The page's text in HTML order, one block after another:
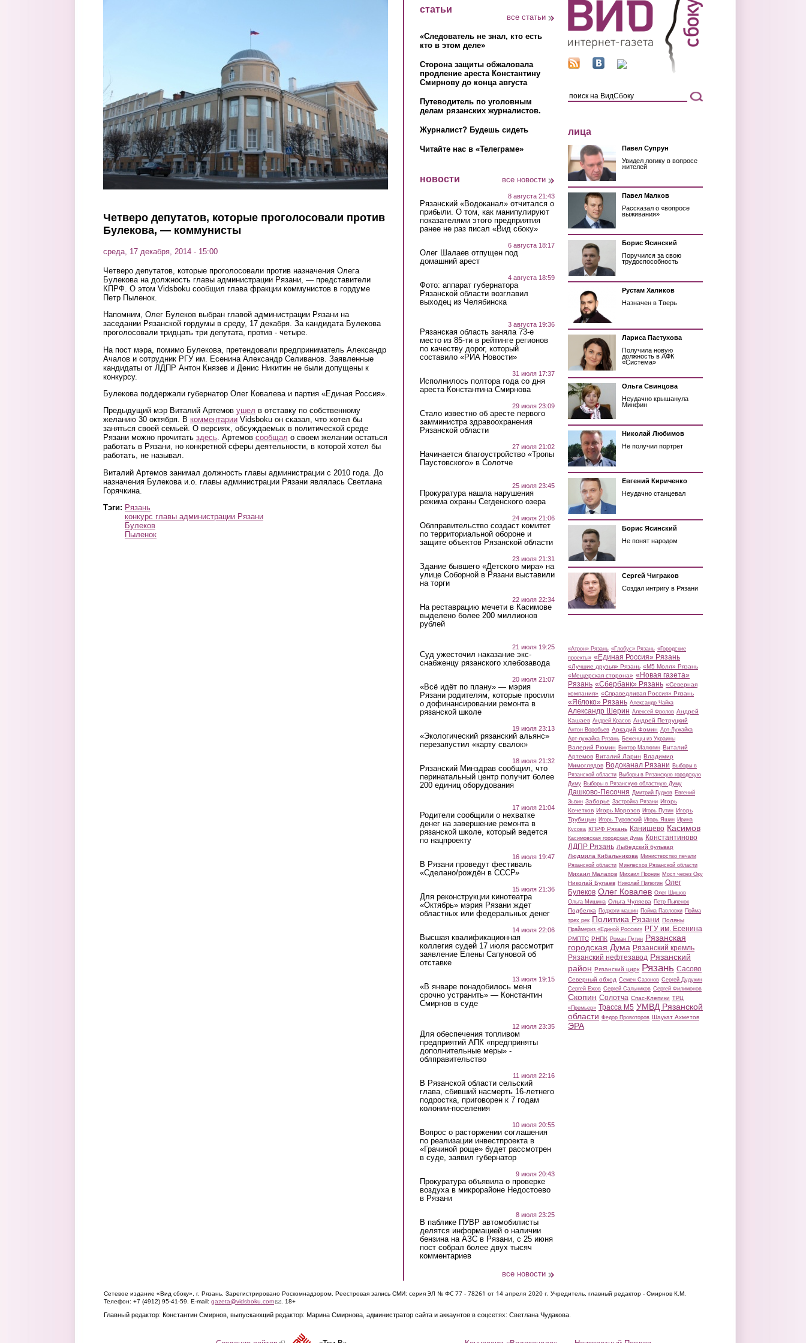
Четверо депутатов, которые проголосовали против
Булекова, — коммунисты
среда, 17 декабря, 2014 - 15:00
Четверо депутатов, которые проголосовали против назначения Олега
Булекова на должность главы администрации Рязани, — представители
КПРФ. О этом Vidsboku сообщил глава фракции коммунистов в гордуме
Петр Пыленок.
Напомним, Олег Булеков выбран главой администрации Рязани на
заседании Рязанской гордумы в среду, 17 декабря. За кандидата Булекова
проголосовали тридцать три депутата, против - четыре.
На пост мэра, помимо Булекова, претендовали предприниматель Александр
Ачалов и сотрудник РГУ им. Есенина Александр Селиванов. Заявленные
кандидаты от ЛДПР Антон Князев и Денис Никитин не были допущены к
конкурсу.
Булекова поддержали губернатор Олег Ковалева и партия «Единая Россия».
Предыдущий мэр Виталий Артемов ушел в отставку по собственному
желанию 30 октября. В комментарии Vidsboku он сказал, что хотел бы
заняться своей семьей. О версиях, обсуждаемых в политической среде
Рязани можно прочитать здесь. Артемов сообщал о своем желании остаться
работать в Рязани, но конкретной сферы деятельности, в которой хотел бы
работать, не называл.
Виталий Артемов занимал должность главы администрации с 2010 года. До
назначения Булекова и.о. главы администрации Рязани являлась Светлана
Горячкина.
Тэги: Рязань
конкурс главы администрации Рязани
Булеков
Пыленок
статьи
все статьи
«Следователь не знал, кто есть
кто в этом деле»
Сторона защиты обжаловала
продление ареста Константину
Смирнову до конца августа
Путеводитель по уголовным
делам рязанских журналистов.
Журналист? Будешь сидеть
Читайте нас в «Телеграме»
новости все новости
8 августа 21:43
Рязанский «Водоканал» отчитался о
прибыли. О том, как манипулируют
показателями этого предприятия
ранее не раз писал «Вид сбоку»
6 августа 18:17
Олег Шалаев отпущен под
домашний арест
4 августа 18:59
Фото: аппарат губернатора
Рязанской области возглавил
выходец из Челябинска
3 августа 19:36
Рязанская область заняла 73-е
место из 85-ти в рейтинге регионов
по качеству дорог, который
составило «РИА Новости»
31 июля 17:37
Исполнилось полтора года со дня
ареста Константина Смирнова
29 июля 23:09
Стало известно об аресте первого
замминистра здравоохранения
Рязанской области
27 июля 21:02
Начинается благоустройство «Тропы
Паустовского» в Солотче
25 июля 23:45
Прокуратура нашла нарушения
режима охраны Сегденского озера
24 июля 21:06
Облправительство создаст комитет
по территориальной обороне и
защите объектов Рязанской области
23 июля 21:31
Здание бывшего «Детского мира» на
улице Соборной в Рязани выставили
на торги
22 июля 22:34
На реставрацию мечети в Касимове
выделено более 200 миллионов
рублей
21 июля 19:25
Суд ужесточил наказание экс-
снабженцу рязанского хлебозавода
20 июля 21:07
«Всё идёт по плану» — мэрия
Рязани родителям, которые просили
о дофинансировании ремонта в
рязанской школе
19 июля 23:13
«Экологический рязанский альянс»
перезапустил «карту свалок»
18 июля 21:32
Рязанский Минздрав сообщил, что
перинатальный центр получит более
200 единиц оборудования
17 июля 21:04
Родители сообщили о нехватке
денег на завершение ремонта в
рязанской школе, который ведется
по нацпроекту
16 июля 19:47
В Рязани проведут фестиваль
«Сделано/рождён в СССР»
15 июля 21:36
Для реконструкции кинотеатра
«Октябрь» мэрия Рязани ждет
областных или федеральных денег
14 июля 22:06
Высшая квалификационная
коллегия судей 17 июля рассмотрит
заявление Елены Сапуновой об
отставке
13 июля 19:15
«В январе понадобилось меня
срочно устранить» — Константин
Смирнов в суде
12 июля 23:35
Для обеспечения топливом
предприятий АПК «предприняты
дополнительные меры» -
облправительство
11 июля 22:16
В Рязанской области сельский
глава, сбивший насмерть 16-летнего
подростка, приговорен к 7 годам
колонии-поселения
10 июля 20:55
Вопрос о расторжении соглашения
по реализации инвестпроекта в
«Грачиной роще» будет рассмотрен
в суде, заявил губернатор
9 июля 20:43
Прокуратура объявила о проверке
воздуха в микрорайоне Недостоево
в Рязани
8 июля 23:25
В паблике ПУВР автомобилисты
делятся информацией о наличии
бензина на АЗС в Рязани, с 25 июня
пост собрал более двух тысяч
комментариев
все новости
лица
Павел Супрун
Увидел логику в вопросе
жителей
Павел Малков
Рассказал о «вопросе
выживания»
Борис Ясинский
Поручился за свою
трудоспособность
Рустам Халиков
Назначен в Тверь
Лариса Пастухова
Получила новую
должность в АФК
«Система»
Ольга Свинцова
Неудачно крышанула
Минфин
Николай Любимов
Не получил портрет
Евгений Кириченко
Неудачно станцевал
Борис Ясинский
Не понят народом
Сергей Чиграков
Создал интригу в Рязани
«Атрон» Рязань «Глобус» Рязань «Городские
проекты» «Единая Россия» Рязань
«Лучшие друзья» Рязань «М5 Молл» Рязань
«Мещерская сторона» «Новая газета»
Рязань «Сбербанк» Рязань «Северная
компания» «Справедливая Россия» Рязань
«Яблоко» Рязань Александр Чайка
Александр Шерин Алексей Фролов Андрей
Кашаев Андрей Красов Андрей Петруцкий
Антон Воробьев Аркадий Фомин Арт-Лужайка
Арт-лужайка Рязань Беженцы из Украины
Валерий Рюмин Виктор Малюгин Виталий
Артемов Виталий Ларин Владимир
Мимоглядов Водоканал Рязани Выборы в
Рязанской области Выборы в Рязанскую городскую
Думу Выборы в Рязанскую областную Думу
Дашково-Песочня Дмитрий Гудков Евгений
Зызин Заборье Застройка Рязани Игорь
Кочетков Игорь Морозов Игорь Путин Игорь
Трубицын Игорь Туровский Игорь Яшин Ирина
Кусова КПРФ Рязань Канищево Касимов
Касимовская городская Дума Константиново
ЛДПР Рязань Лыбедский бульвар
Людмила Кибальникова Министерство печати
Рязанской области Минлесхоз Рязанской области
Михаил Малахов Михаил Пронин Мост через Оку
Николай Булаев Николай Пилюгин Олег
Булеков Олег Ковалев Олег Шишов
Ольга Мишина Ольга Чуляева Петр Пыленок
Подбелка Поджоги машин Пойма Павловки Пойма
трех рек Политика Рязани Поляны
Праймериз «Единой России» РГУ им. Есенина
РМПТС РНПК Роман Путин Рязанская
городская Дума Рязанский кремль
Рязанский нефтезавод Рязанский
район Рязанский цирк Рязань Сасово
Северный обход Семен Сазонов Сергей Дудукин
Сергей Ежов Сергей Сальников Сергей Филимонов
Скопин Солотча Спас-Клепики ТРЦ
«Премьер» Трасса М5 УМВД Рязанской
области Федор Провоторов Шаукат Ахметов
ЭРА
Сетевое издание «Вид сбоку», г. Рязань. Зарегистрировано Роскомнадзором. Реестровая запись СМИ: серия ЭЛ № ФС 77 - 78261 от 14 апреля 2020 г. Учредитель, главный редактор - Смирнов К.М.
Телефон: +7 (4912) 95-41-59. E-mail: gazeta@vidsboku.com(link sends e-mail)
. 18+
Главный редактор: Константин Смирнов, выпускающий редактор: Марина Смирнова, администратор сайта и аккаунтов в соцсетях: Светлана Чудакова.